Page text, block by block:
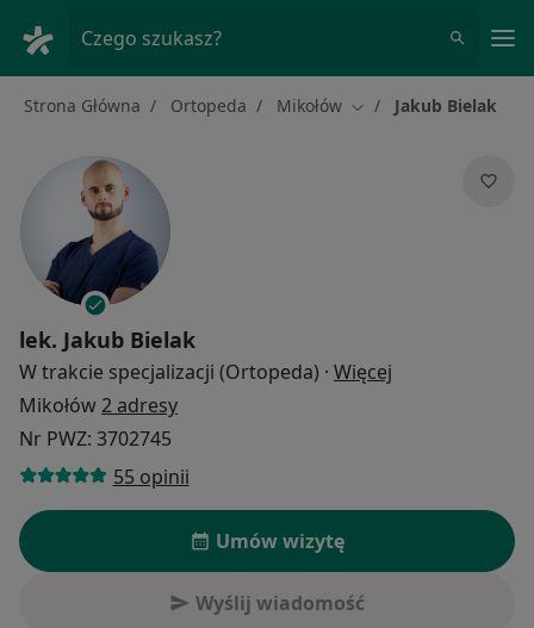
Czego szukasz?
Strona Główna Ortopeda Mikołów Zmień miasto
Jakub Bielak
lek. Jakub Bielak
W trakcie specjalizacji (Ortopeda) · Więcej
Mikołów2 adresy
Nr PWZ: 3702745
55 opinii
Umów wizytę
Wyślij wiadomość